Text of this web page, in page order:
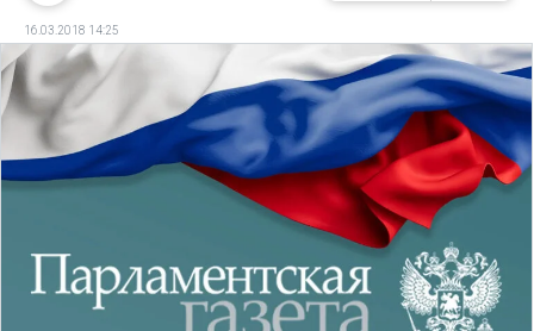
16.03.2018 14:25